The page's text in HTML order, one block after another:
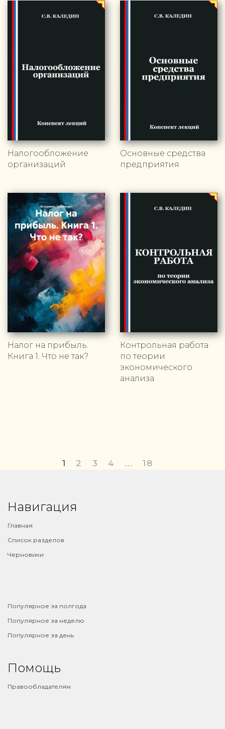
Налогообложение
организаций
Основные средства
предприятия
Налог на прибыль.
Книга 1. Что не так?
Контрольная работа
по теории
экономического
анализа
1 2 3 4 ... 18
Навигация
Главная
Список разделов
Черновики
Популярное за полгода
Популярное за неделю
Популярное за день
Помощь
Правообладателям